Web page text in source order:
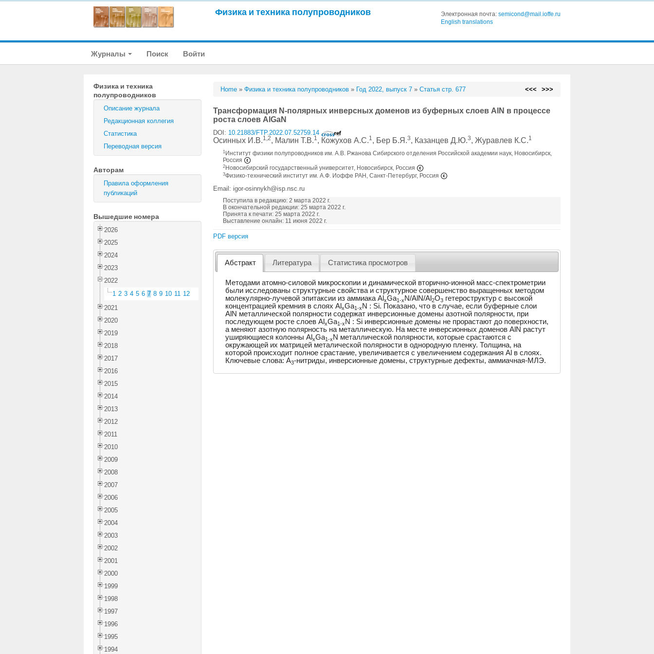
Физика и техника полупроводников Электронная почта: semicond@mail.ioffe.ru
English translations
Журналы Поиск Войти
Физика и техника
полупроводников
Описание журнала
Редакционная коллегия
Статистика
Переводная версия
Авторам
Правила оформления
публикаций
Вышедшие номера
2026
2025
2024
2023
2022
1 2 3 4 5 6 7 8 9 10 11 12
2021
2020
2019
2018
2017
2016
2015
2014
2013
2012
2011
2010
2009
2008
2007
2006
2005
2004
2003
2002
2001
2000
1999
1998
1997
1996
1995
1994
Home »Физика и техника полупроводников » Год 2022, выпуск 7 »Статья стр. 677 <<< >>>
Трансформация N-полярных инверсных доменов из буферных слоев AlN в процессе
роста слоев AlGaN
DOI: 10.21883/FTP.2022.07.52759.14
Осинных И.В.1,2, Малин Т.В.1, Кожухов А.С.1, Бер Б.Я.3, Казанцев Д.Ю.3, Журавлев К.С.1
1 Институт физики полупроводников им. А.В. Ржанова Сибирского отделения Российской академии наук, Новосибирск,
Россия
2 Новосибирский государственный университет, Новосибирск, Россия
3Физико-технический институт им. А.Ф. Иоффе РАН, Санкт-Петербург, Россия
Email: igor-osinnykh@isp.nsc.ru
Поступила в редакцию: 2 марта 2022 г.
В окончательной редакции: 25 марта 2022 г.
Принята к печати: 25 марта 2022 г.
Выставление онлайн: 11 июня 2022 г.
PDF версия
Абстракт Литература Статистика просмотров
Методами атомно-силовой микроскопии и динамической вторично-ионной масс-спектрометрии
были исследованы структурные свойства и структурное совершенство выращенных методом
молекулярно-лучевой эпитаксии из аммиака Al xGa1-x N/AlN/Al 2O3гетероструктур с высокой
концентрацией кремния в слоях Al xGa1-x N : Si. Показано, что в случае, если буферные слои
AlN металлической полярности содержат инверсионные домены азотной полярности, при
последующем росте слоев Al xGa1-x N : Si инверсионные домены не прорастают до поверхности,
а меняют азотную полярность на металлическую. На месте инверсионных доменов AlN растут
уширяющиеся колонны Al xGa1-x N металлической полярности, которые срастаются с
окружающей их матрицей металической полярности в однородную пленку. Толщина, на
которой происходит полное срастание, увеличивается с увеличением содержания Al в слоях.
Ключевые слова: A3-нитриды, инверсионные домены, структурные дефекты, аммиачная-МЛЭ.